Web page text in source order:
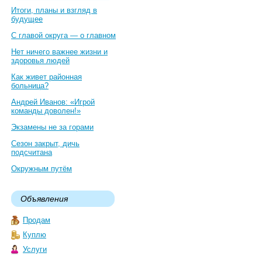
Итоги, планы и взгляд в
будущее
С главой округа — о главном
Нет ничего важнее жизни и
здоровья людей
Как живет районная
больница?
Андрей Иванов: «Игрой
команды доволен!»
Экзамены не за горами
Сезон закрыт, дичь
подсчитана
Окружным путём
Объявления
Продам
Куплю
Услуги